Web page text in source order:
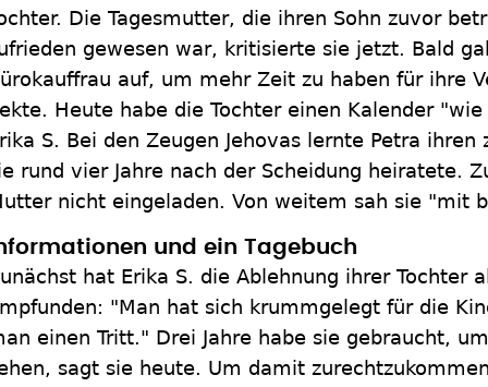
Die Tagesmutter, die ihren Sohn zuvor
gewesen war, kritisierte sie jetzt. Bald
auf, um mehr Zeit zu haben für ihre
Heute habe die Tochter einen Kalender
S. Bei den Zeugen Jehovas lernte Petra
rund vier Jahre nach der Scheidung heiratete.
nicht eingeladen. Von weitem sah sie "mit
und ein Tagebuch
hat Erika S. die Ablehnung ihrer Tochter
"Man hat sich krummgelegt für die
einen Tritt." Drei Jahre habe sie gebraucht,
sagt sie heute. Um damit